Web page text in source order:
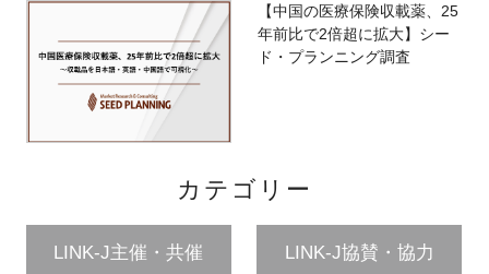
【中国の医療保険収載薬、25
年前比で2倍超に拡大】シー
ド・プランニング調査
カテゴリー
LINK-J主催・共催 LINK-J協賛・協力